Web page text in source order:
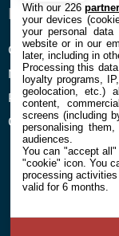
ENTREPRISE
Confidentialité et
Mentions légales et
Préférences Cookies
Qui sommes nous
With our 226
your devices
your personal
website or in our
later, including in
Processing this
loyalty programs,
geolocation, etc.)
content,
screens (including
personalising
audiences.
You can "accept
"cookie" icon. You
processing
valid for 6 months.